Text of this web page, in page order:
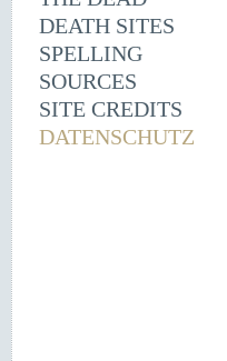
DEATH SITES
SPELLING
SOURCES
SITE CREDITS
DATENSCHUTZ